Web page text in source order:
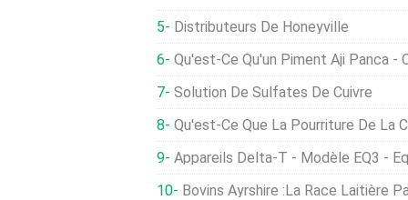
Distributeurs De Honeyville
Qu'est-Ce Qu'un Piment Aji Panca - Comment
Solution De Sulfates De Cuivre
Qu'est-Ce Que La Pourriture De La Coque:Apprenez
Appareils Delta-T - Modèle EQ3 -
Bovins Ayrshire :la Race Laitière